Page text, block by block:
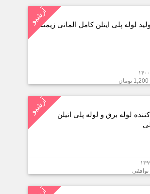
آرشیو
لوله پلی ایتلن کامل المانی زیمنس
آرشیو
لوله برق و لوله پلی اتیلن